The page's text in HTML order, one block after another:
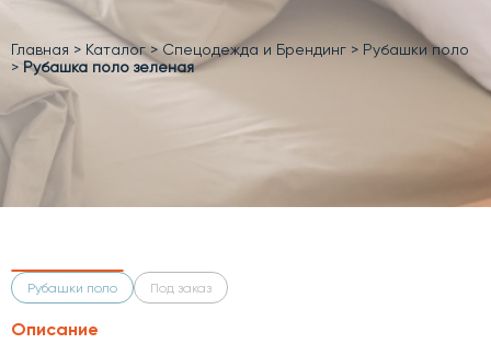
Главная > Каталог> Спецодежда и Брендинг > Рубашки поло
> Рубашка поло зеленая
Рубашки поло Под заказ
Описание